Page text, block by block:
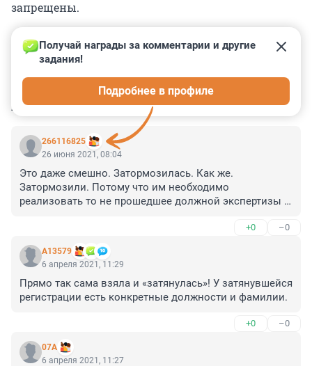
запрещены.
КОММЕНТАРИИ 6
266116825
Получай награды за комментарии и другие
задания!
Подробнее в профиле
26 июня 2021, 08:04
Это даже смешно. Затормозилась. Как же.
Затормозили. Потому что им необходимо
реализовать то не прошедшее должной экспертизы
ковида. Пускай идут на себе испытывают. На детях
своих, которые 100% привились иностранной
вакциной. В очередной раз, мы словно подопытные
крысы... Может уже хватит?
+0 –0
А13579
6 апреля 2021, 11:29
Прямо так сама взяла и «затянулась»! У затянувшейся
регистрации есть конкретные должности и фамилии.
+0 –0
07A
6 апреля 2021, 11:27